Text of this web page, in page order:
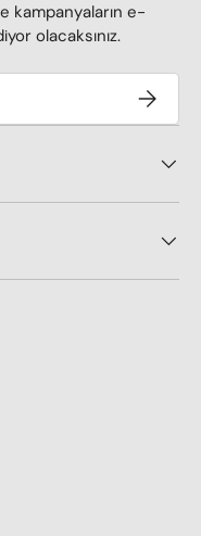
kampanyaların e-
olacaksınız.
Kaydol